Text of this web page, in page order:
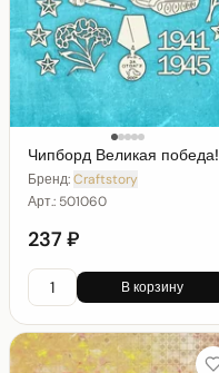
Чипборд Великая победа!
Бренд:Craftstory
Арт.: 501060
237 ₽
В корзину